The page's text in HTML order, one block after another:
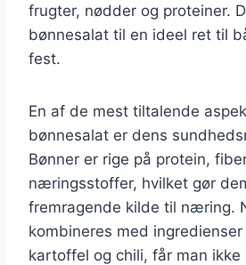
frugter, nødder og proteiner.
bønnesalat til en ideel ret til
fest.
En af de mest tiltalende
bønnesalat er dens
Bønner er rige på protein,
næringsstoffer, hvilket gør
fremragende kilde til næring.
kombineres med ingredienser
kartoffel og chili, får man ikke